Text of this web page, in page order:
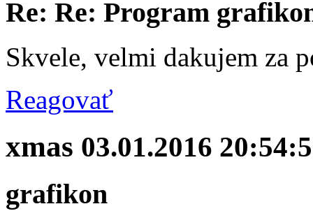
Re: Re: Program
Skvele, velmi dakujem za
Reagovať
xmas 03.01.2016
grafikon